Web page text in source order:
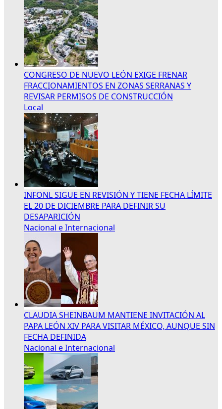
CONGRESO DE NUEVO LEÓN EXIGE FRENAR
FRACCIONAMIENTOS EN ZONAS SERRANAS Y
REVISAR PERMISOS DE CONSTRUCCIÓN
Local
INFONL SIGUE EN REVISIÓN Y TIENE FECHA LÍMITE
EL 20 DE DICIEMBRE PARA DEFINIR SU
DESAPARICIÓN
Nacional e Internacional
CLAUDIA SHEINBAUM MANTIENE INVITACIÓN AL
PAPA LEÓN XIV PARA VISITAR MÉXICO, AUNQUE SIN
FECHA DEFINIDA
Nacional e Internacional